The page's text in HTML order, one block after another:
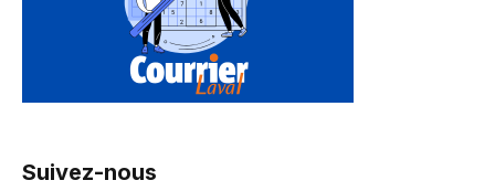
Suivez-nous